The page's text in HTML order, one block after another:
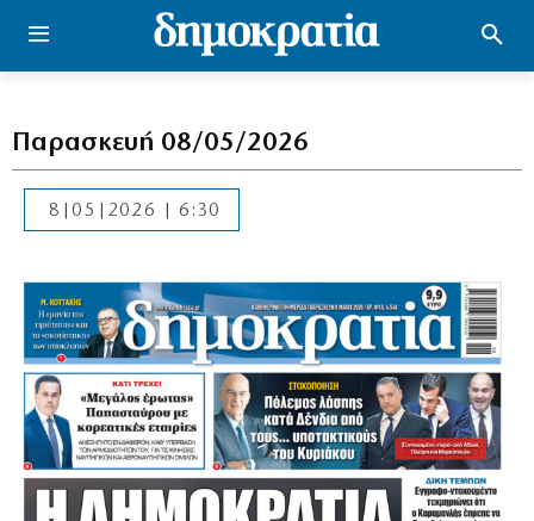
Παρασκευή 08/05/2026
8|05|2026 | 6:30